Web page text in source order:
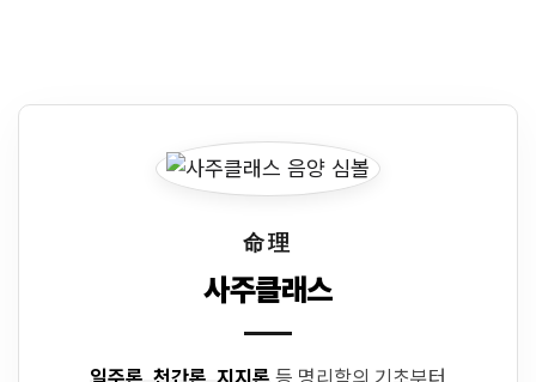
命理
사주클래스
일주론, 천간론, 지지론 등 명리학의 기초부터